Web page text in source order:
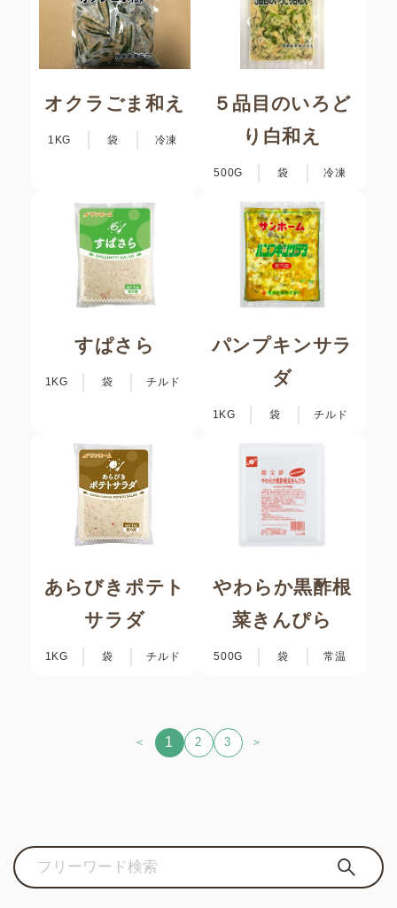
オクラごま和え
1KG 袋 冷凍
５品目のいろど
り白和え
500G 袋 冷凍
すぱさら
1KG 袋 チルド
パンプキンサラ
ダ
1KG 袋 チルド
あらびきポテト
サラダ
1KG 袋 チルド
やわらか黒酢根
菜きんぴら
500G 袋 常温
＜ 1 2 3 ＞